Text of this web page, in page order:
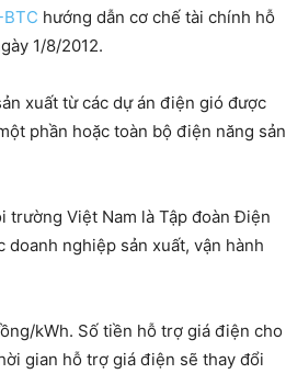
hướng dẫn cơ chế tài chính hỗ
1/8/2012.
xuất từ các dự án điện gió được
phần hoặc toàn bộ điện năng sản
trường Việt Nam là Tập đoàn Điện
nghiệp sản xuất, vận hành
kWh. Số tiền hỗ trợ giá điện cho
gian hỗ trợ giá điện sẽ thay đổi